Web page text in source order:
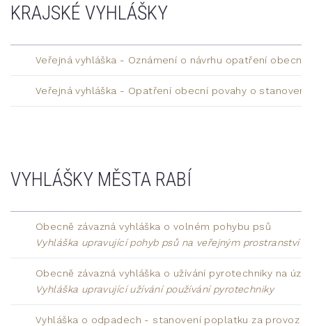
KRAJSKÉ VYHLÁŠKY
Veřejná vyhláška - Oznámení o návrhu opatření obecné
Veřejná vyhláška - Opatření obecní povahy o
VYHLÁŠKY MĚSTA RABÍ
Obecně závazná vyhláška o volném pohybu psů
Vyhláška upravující pohyb psů na veřejným prostranství
Obecně závazná vyhláška o užívání pyrotechniky na
Vyhláška upravující užívání používání pyrotechniky
Vyhláška o odpadech - stanovení poplatku za provoz